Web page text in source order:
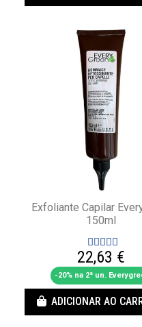
Exfoliante Capilar
150ml
22,63 €
-20% na 2ª un.
ADICIONAR AO